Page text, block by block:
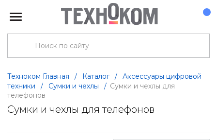
Техноком Главная / Каталог /
Аксессуары цифровой
техники
/ Сумки и чехлы / Сумки и чехлы для
телефонов
Сумки и чехлы для телефонов